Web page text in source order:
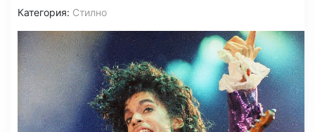
Категория: Стилно